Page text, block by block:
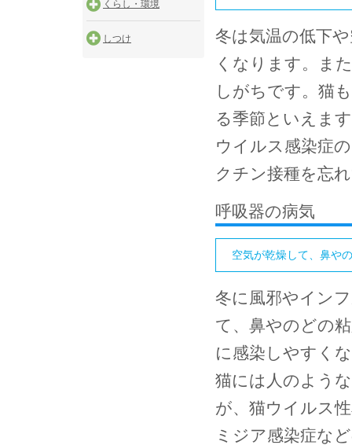
くらし・環境
しつけ
冬は気温の低下
くなります。ま
しがちです。猫
る季節といえま
ウイルス感染症
クチン接種を忘
呼吸器の病気
空気が乾燥して、鼻や
冬に風邪やイン
て、鼻やのどの
に感染しやすく
猫には人のよう
が、猫ウイルス
ミジア感染症な